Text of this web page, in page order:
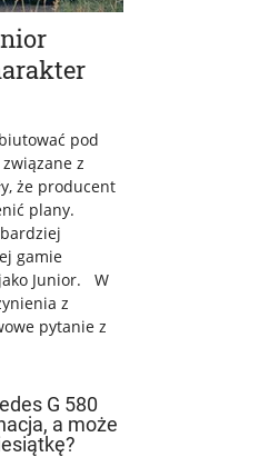
pod
z
że producent
plany.
gamie
Junior. W
z
pytanie z
G 580
a może